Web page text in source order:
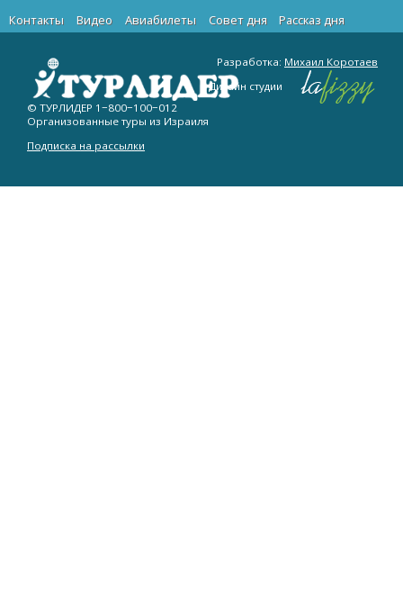
Контакты
Видео Авиабилеты Cовет дня Рассказ дня
© ТУРЛИДЕР 1−800−100−012
Организованные туры из Израиля
Подписка на рассылки
Разработка: Михаил Коротаев
Дизайн студии